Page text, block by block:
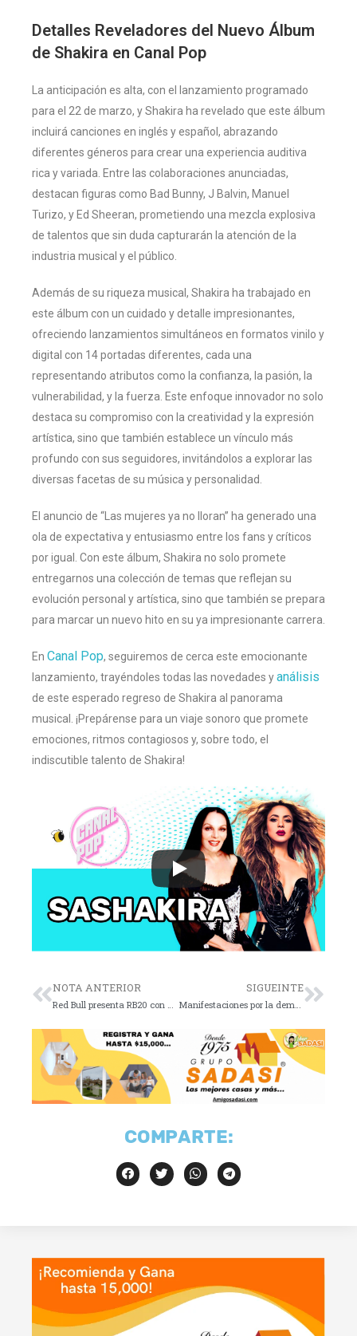
Detalles Reveladores del Nuevo Álbum
de Shakira en Canal Pop
La anticipación es alta, con el lanzamiento programado
para el 22 de marzo, y Shakira ha revelado que este álbum
incluirá canciones en inglés y español, abrazando
diferentes géneros para crear una experiencia auditiva
rica y variada. Entre las colaboraciones anunciadas,
destacan figuras como Bad Bunny, J Balvin, Manuel
Turizo, y Ed Sheeran, prometiendo una mezcla explosiva
de talentos que sin duda capturarán la atención de la
industria musical y el público​
Además de su riqueza musical, Shakira ha trabajado en
este álbum con un cuidado y detalle impresionantes,
ofreciendo lanzamientos simultáneos en formatos vinilo y
digital con 14 portadas diferentes, cada una
representando atributos como la confianza, la pasión, la
vulnerabilidad, y la fuerza. Este enfoque innovador no solo
destaca su compromiso con la creatividad y la expresión
artística, sino que también establece un vínculo más
profundo con sus seguidores, invitándolos a explorar las
diversas facetas de su música y personalidad​
El anuncio de “Las mujeres ya no lloran” ha generado una
ola de expectativa y entusiasmo entre los fans y críticos
por igual. Con este álbum, Shakira no solo promete
entregarnos una colección de temas que reflejan su
evolución personal y artística, sino que también se prepara
para marcar un nuevo hito en su ya impresionante carrera.
En Canal Pop, seguiremos de cerca este emocionante
lanzamiento, trayéndoles todas las novedades yanálisis
de este esperado regreso de Shakira al panorama
musical. ¡Prepárense para un viaje sonoro que promete
emociones, ritmos contagiosos y, sobre todo, el
indiscutible talento de Shakira!
NOTA ANTERIOR SIGUEINTE
COMPARTE: